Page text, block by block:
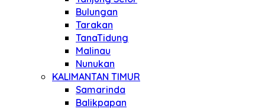
Bulungan
Tarakan
TanaTidung
Malinau
Nunukan
KALIMANTAN TIMUR
Samarinda
Balikpapan